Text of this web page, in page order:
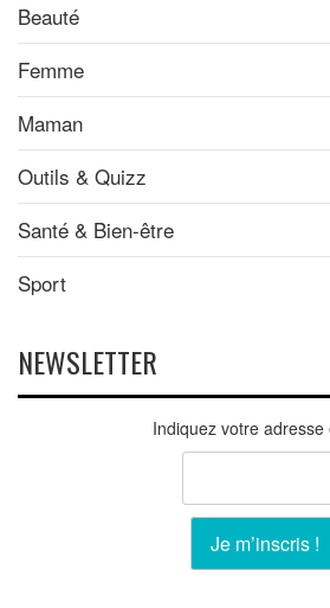
Beauté
Femme
Maman
Outils & Quizz
Santé & Bien-être
Sport
NEWSLETTER
Indiquez votre adresse